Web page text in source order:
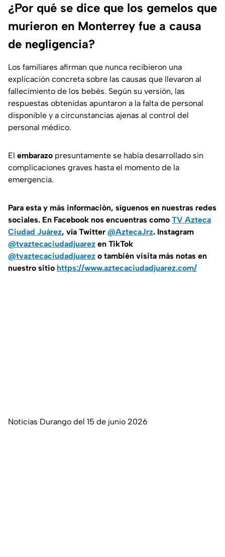
¿Por qué se dice que los gemelos que
murieron en Monterrey fue a causa
de negligencia?
Los familiares afirman que nunca recibieron una
explicación concreta sobre las causas que llevaron al
fallecimiento de los bebés. Según su versión, las
respuestas obtenidas apuntaron a la falta de personal
disponible y a circunstancias ajenas al control del
personal médico.
El embarazo presuntamente se había desarrollado sin
complicaciones graves hasta el momento de la
emergencia.
Para esta y más información, síguenos en nuestras redes
sociales. En Facebook nos encuentras como TV Azteca
Ciudad Juárez, vía Twitter @AztecaJrz. Instagram
@tvaztecaciudadjuarez en TikTok
@tvaztecaciudadjuarez o también visita más notas en
nuestro sitio https://www.aztecaciudadjuarez.com/
Noticias Durango del 15 de junio 2026